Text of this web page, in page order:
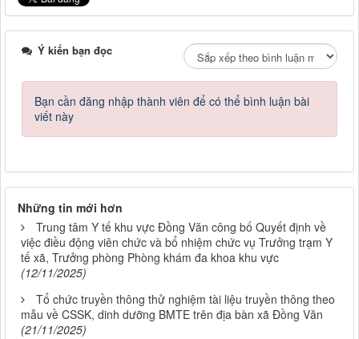
Ý kiến bạn đọc
Bạn cần đăng nhập thành viên để có thể bình luận bài
viết này
Những tin mới hơn
Trung tâm Y tế khu vực Đồng Văn công bố Quyết định về
việc điều động viên chức và bổ nhiệm chức vụ Trưởng trạm Y
tế xã, Trưởng phòng Phòng khám đa khoa khu vực
(12/11/2025)
Tổ chức truyền thông thử nghiệm tài liệu truyền thông theo
mẫu về CSSK, dinh dưỡng BMTE trên địa bàn xã Đồng Văn
(21/11/2025)